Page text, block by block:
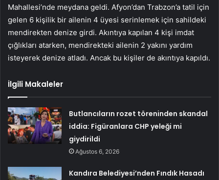
Mahallesi’nde meydana geldi. Afyon’dan Trabzon’a tatil için
gelen 6 kişilik bir ailenin 4 üyesi serinlemek için sahildeki
mendirekten denize girdi. Akıntıya kapılan 4 kişi imdat
çığlıkları atarken, mendirekteki ailenin 2 yakını yardım
isteyerek denize atladı. Ancak bu kişiler de akıntıya kapıldı.
İlgili Makaleler
Butlancıların rozet töreninden skandal
iddia: Figüranlara CHP yeleği mi
giydirildi
Ağustos 6, 2026
Kandıra Belediyesi’nden Fındık Hasadı